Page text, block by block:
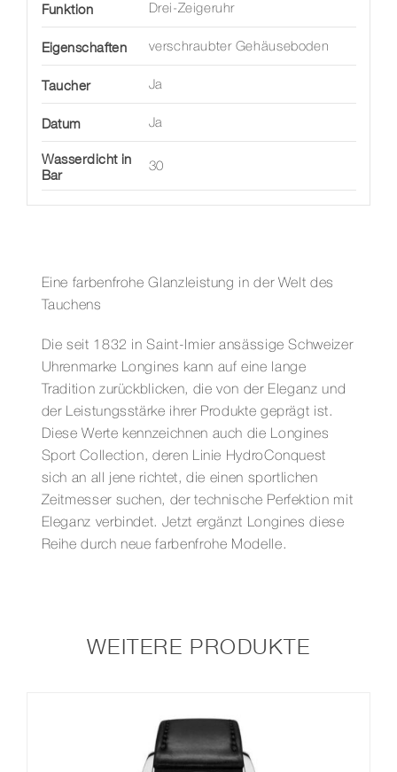
Funktion Drei-Zeigeruhr
Eigenschaften verschraubter Gehäuseboden
Taucher Ja
Datum Ja
Wasserdicht in
Bar
30
Eine farbenfrohe Glanzleistung in der Welt des
Tauchens
Die seit 1832 in Saint-Imier ansässige Schweizer
Uhrenmarke Longines kann auf eine lange
Tradition zurückblicken, die von der Eleganz und
der Leistungsstärke ihrer Produkte geprägt ist.
Diese Werte kennzeichnen auch die Longines
Sport Collection, deren Linie HydroConquest
sich an all jene richtet, die einen sportlichen
Zeitmesser suchen, der technische Perfektion mit
Eleganz verbindet. Jetzt ergänzt Longines diese
Reihe durch neue farbenfrohe Modelle.
WEITERE PRODUKTE